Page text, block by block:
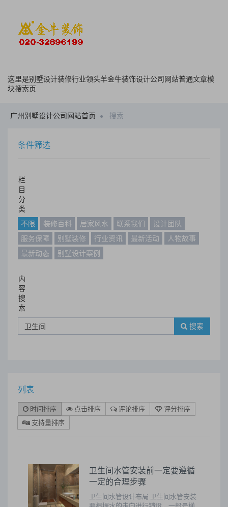
这里是别墅设计装修行业领头羊金牛装饰设计公司网站普通文章模
块搜索页
广州别墅设计公司网站首页 搜索
条件筛选
栏
目
分
类
不限
装修百科 居家风水 联系我们
设计团队
服务保障
别墅装修 行业资讯 最新活动
人物故事
最新动态
别墅设计案例
内
容
搜
索
搜索
列表
时间排序 点击排序 评论排序
评分排序
支持量排序
卫生间水管安装前一定要遵循
一定的合理步骤
卫生间水管设计布局 卫生间水管安装